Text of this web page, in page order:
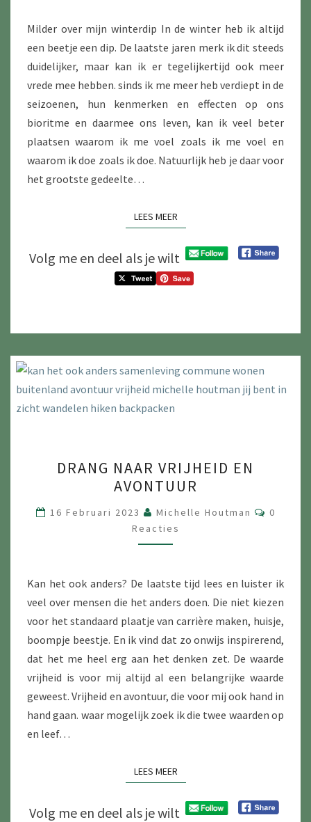
Milder over mijn winterdip In de winter heb ik altijd
een beetje een dip. De laatste jaren merk ik dit steeds
duidelijker, maar kan ik er tegelijkertijd ook meer
vrede mee hebben. sinds ik me meer heb verdiept in de
seizoenen, hun kenmerken en effecten op ons
bioritme en daarmee ons leven, kan ik veel beter
plaatsen waarom ik me voel zoals ik me voel en
waarom ik doe zoals ik doe. Natuurlijk heb je daar voor
het grootste gedeelte…
LEES MEERLEES MEER
Volg me en deel als je wilt
NAAR
VRIJHEID
EN
AVONTUUR
DRANG NAAR VRIJHEID EN
AVONTUUR
16 Februari 2023 Michelle Houtman
0
Reacties
Kan het ook anders? De laatste tijd lees en luister ik
veel over mensen die het anders doen. Die niet kiezen
voor het standaard plaatje van carrière maken, huisje,
boompje beestje. En ik vind dat zo onwijs inspirerend,
dat het me heel erg aan het denken zet. De waarde
vrijheid is voor mij altijd al een belangrijke waarde
geweest. Vrijheid en avontuur, die voor mij ook hand in
hand gaan. waar mogelijk zoek ik die twee waarden op
en leef…
LEES MEERLEES MEER
Volg me en deel als je wilt